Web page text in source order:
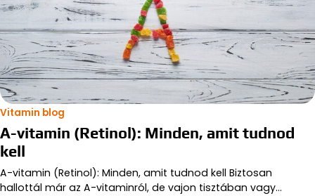
Vitamin blog
A-vitamin (Retinol): Minden, amit tudnod
kell
A-vitamin (Retinol): Minden, amit tudnod kell Biztosan
hallottál már az A-vitaminról, de vajon tisztában vagy…